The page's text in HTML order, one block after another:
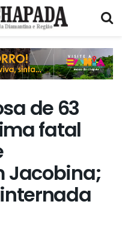
de 63
fatal
Jacobina;